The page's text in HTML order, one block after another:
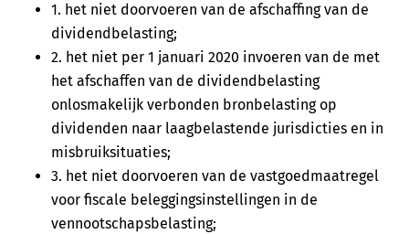
1. het niet doorvoeren van de afschaffing van de
dividendbelasting;
2. het niet per 1 januari 2020 invoeren van de met
het afschaffen van de dividendbelasting
onlosmakelijk verbonden bronbelasting op
dividenden naar laagbelastende jurisdicties en in
misbruiksituaties;
3. het niet doorvoeren van de vastgoedmaatregel
voor fiscale beleggingsinstellingen in de
vennootschapsbelasting;